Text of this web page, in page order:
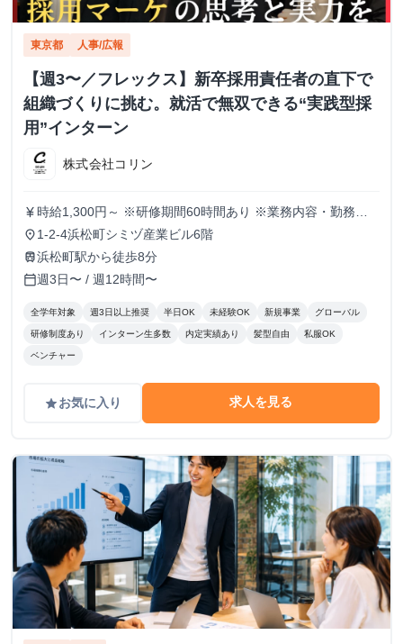
東京都 人事/広報
【週3〜／フレックス】新卒採用責任者の直下で
組織づくりに挑む。就活で無双できる“実践型採
用”インターン
株式会社コリン
currency_yen 時給1,300円～ ※研修期間60時間あり ※業務内容・勤務状
況により決定
place 1-2-4浜松町シミヅ産業ビル6階
train浜松町駅から徒歩8分
calendar_today週3日〜 / 週12時間〜
全学年対象 週3日以上推奨 半日OK 未経験OK 新規事業 グローバル
研修制度あり インターン生多数 内定実績あり 髪型自由 私服OK
ベンチャー
gradeお気に入り 求人を見る